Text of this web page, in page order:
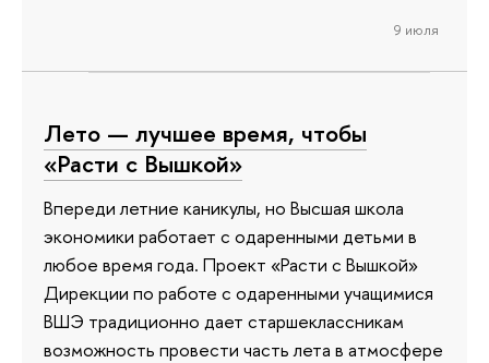
9 июля
Лето — лучшее время, чтобы
«Расти с Вышкой»
Впереди летние каникулы, но Высшая школа
экономики работает с одаренными детьми в
любое время года. Проект «Расти с Вышкой»
Дирекции по работе с одаренными учащимися
ВШЭ традиционно дает старшеклассникам
возможность провести часть лета в атмосфере